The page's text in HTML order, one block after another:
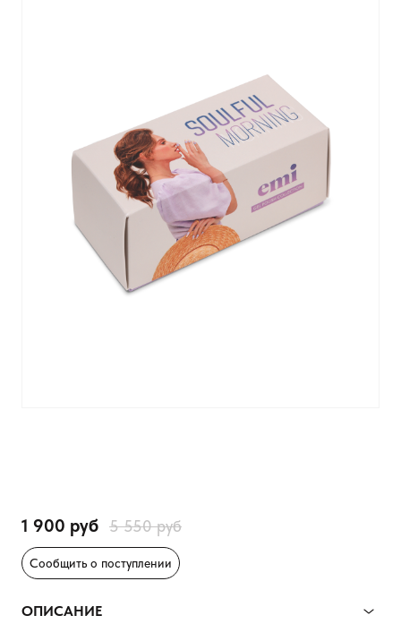
1 900 руб 5 550 руб
Сообщить о поступлении
ОПИСАНИЕ